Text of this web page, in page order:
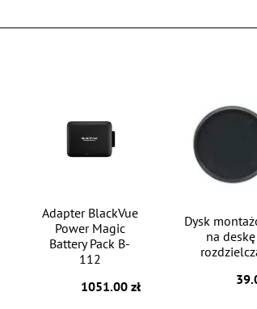
Adapter BlackVue
Power Magic
Battery Pack B-
112
1051.00 zł
Dysk
na deskę